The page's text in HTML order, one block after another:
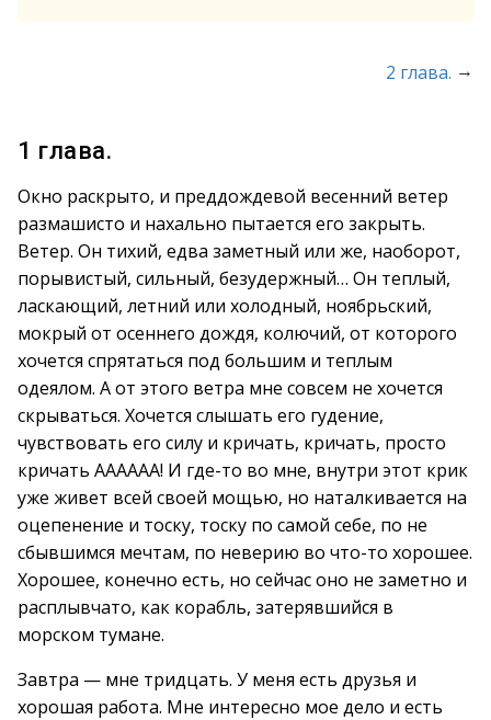
2 глава. →
1 глава.
Окно раскрыто, и преддождевой весенний ветер
размашисто и нахально пытается его закрыть.
Ветер. Он тихий, едва заметный или же, наоборот,
порывистый, сильный, безудержный… Он теплый,
ласкающий, летний или холодный, ноябрьский,
мокрый от осеннего дождя, колючий, от которого
хочется спрятаться под большим и теплым
одеялом. А от этого ветра мне совсем не хочется
скрываться. Хочется слышать его гудение,
чувствовать его силу и кричать, кричать, просто
кричать АААААА! И где-то во мне, внутри этот крик
уже живет всей своей мощью, но наталкивается на
оцепенение и тоску, тоску по самой себе, по не
сбывшимся мечтам, по неверию во что-то хорошее.
Хорошее, конечно есть, но сейчас оно не заметно и
расплывчато, как корабль, затерявшийся в
морском тумане.
Завтра — мне тридцать. У меня есть друзья и
хорошая работа. Мне интересно мое дело и есть